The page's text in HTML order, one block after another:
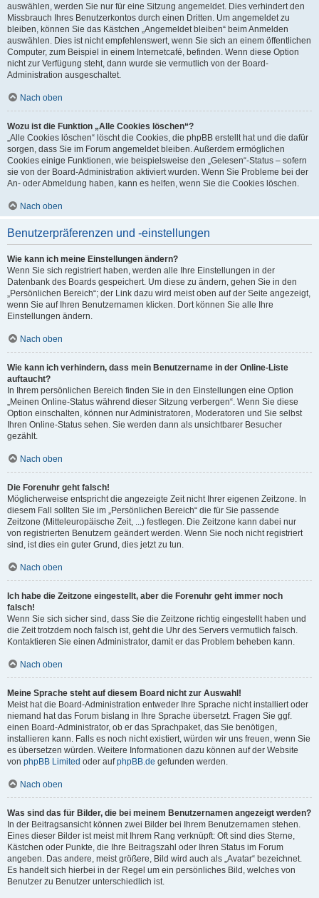
auswählen, werden Sie nur für eine Sitzung angemeldet. Dies verhindert den
Missbrauch Ihres Benutzerkontos durch einen Dritten. Um angemeldet zu
bleiben, können Sie das Kästchen „Angemeldet bleiben“ beim Anmelden
auswählen. Dies ist nicht empfehlenswert, wenn Sie sich an einem öffentlichen
Computer, zum Beispiel in einem Internetcafé, befinden. Wenn diese Option
nicht zur Verfügung steht, dann wurde sie vermutlich von der Board-
Administration ausgeschaltet.
Nach oben
Wozu ist die Funktion „Alle Cookies löschen“?
„Alle Cookies löschen“ löscht die Cookies, die phpBB erstellt hat und die dafür
sorgen, dass Sie im Forum angemeldet bleiben. Außerdem ermöglichen
Cookies einige Funktionen, wie beispielsweise den „Gelesen“-Status – sofern
sie von der Board-Administration aktiviert wurden. Wenn Sie Probleme bei der
An- oder Abmeldung haben, kann es helfen, wenn Sie die Cookies löschen.
Nach oben
Benutzerpräferenzen und -einstellungen
Wie kann ich meine Einstellungen ändern?
Wenn Sie sich registriert haben, werden alle Ihre Einstellungen in der
Datenbank des Boards gespeichert. Um diese zu ändern, gehen Sie in den
„Persönlichen Bereich“; der Link dazu wird meist oben auf der Seite angezeigt,
wenn Sie auf Ihren Benutzernamen klicken. Dort können Sie alle Ihre
Einstellungen ändern.
Nach oben
Wie kann ich verhindern, dass mein Benutzername in der Online-Liste
auftaucht?
In Ihrem persönlichen Bereich finden Sie in den Einstellungen eine Option
„Meinen Online-Status während dieser Sitzung verbergen“. Wenn Sie diese
Option einschalten, können nur Administratoren, Moderatoren und Sie selbst
Ihren Online-Status sehen. Sie werden dann als unsichtbarer Besucher
gezählt.
Nach oben
Die Forenuhr geht falsch!
Möglicherweise entspricht die angezeigte Zeit nicht Ihrer eigenen Zeitzone. In
diesem Fall sollten Sie im „Persönlichen Bereich“ die für Sie passende
Zeitzone (Mitteleuropäische Zeit, ...) festlegen. Die Zeitzone kann dabei nur
von registrierten Benutzern geändert werden. Wenn Sie noch nicht registriert
sind, ist dies ein guter Grund, dies jetzt zu tun.
Nach oben
Ich habe die Zeitzone eingestellt, aber die Forenuhr geht immer noch
falsch!
Wenn Sie sich sicher sind, dass Sie die Zeitzone richtig eingestellt haben und
die Zeit trotzdem noch falsch ist, geht die Uhr des Servers vermutlich falsch.
Kontaktieren Sie einen Administrator, damit er das Problem beheben kann.
Nach oben
Meine Sprache steht auf diesem Board nicht zur Auswahl!
Meist hat die Board-Administration entweder Ihre Sprache nicht installiert oder
niemand hat das Forum bislang in Ihre Sprache übersetzt. Fragen Sie ggf.
einen Board-Administrator, ob er das Sprachpaket, das Sie benötigen,
installieren kann. Falls es noch nicht existiert, würden wir uns freuen, wenn Sie
es übersetzen würden. Weitere Informationen dazu können auf der Website
von phpBB Limited oder aufphpBB.de gefunden werden.
Nach oben
Was sind das für Bilder, die bei meinem Benutzernamen angezeigt werden?
In der Beitragsansicht können zwei Bilder bei Ihrem Benutzernamen stehen.
Eines dieser Bilder ist meist mit Ihrem Rang verknüpft: Oft sind dies Sterne,
Kästchen oder Punkte, die Ihre Beitragszahl oder Ihren Status im Forum
angeben. Das andere, meist größere, Bild wird auch als „Avatar“ bezeichnet.
Es handelt sich hierbei in der Regel um ein persönliches Bild, welches von
Benutzer zu Benutzer unterschiedlich ist.